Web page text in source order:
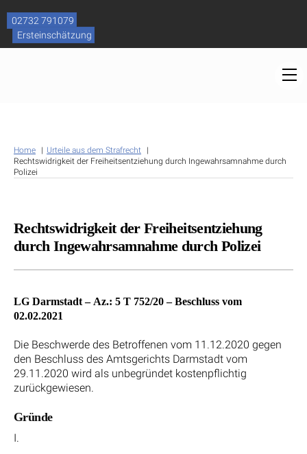
content
02732 791079
Ersteinschätzung
Home
Urteile aus dem Strafrecht
Rechtswidrigkeit der Freiheitsentziehung durch Ingewahrsamnahme durch
Polizei
Rechtswidrigkeit der Freiheitsentziehung
durch Ingewahrsamnahme durch Polizei
LG Darmstadt – Az.: 5 T 752/20 – Beschluss vom
02.02.2021
Die Beschwerde des Betroffenen vom 11.12.2020 gegen
den Beschluss des Amtsgerichts Darmstadt vom
29.11.2020 wird als unbegründet kostenpflichtig
zurückgewiesen.
Gründe
I.